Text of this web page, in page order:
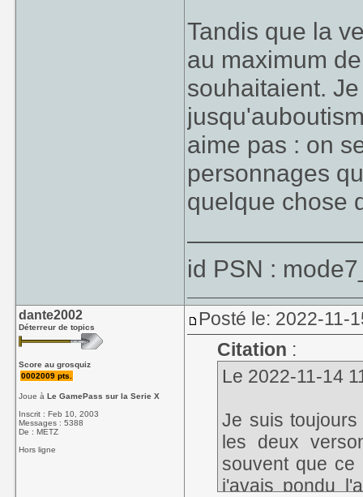
Tandis que la
au maximum
souhaitaient.
aime pas : on
personnages
quelque chose
id PSN :
dante2002
Déterreur de topics
Score au grosquiz
0002009 pts.
Joue àLe GamePass sur la Serie X
Inscrit : Feb 10, 2003
Messages : 5388
De : METZ
Hors ligne
Posté le: 2022-11-
Citation :
Le 2022-11-14
Je suis
les deux
souvent que
j'avais pondu